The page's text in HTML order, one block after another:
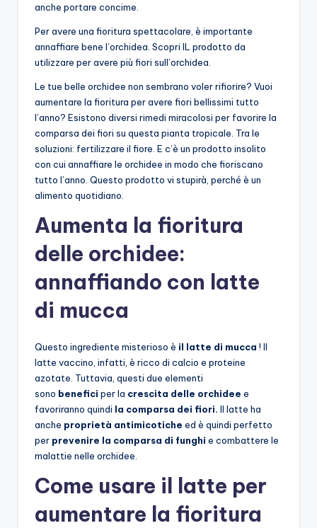
anche portare concime.
Per avere una fioritura spettacolare, è importante
annaffiare bene l’orchidea. Scopri IL prodotto da
utilizzare per avere più fiori sull’orchidea.
Le tue belle orchidee non sembrano voler rifiorire? Vuoi
aumentare la fioritura per avere fiori bellissimi tutto
l’anno? Esistono diversi rimedi miracolosi per favorire la
comparsa dei fiori su questa pianta tropicale. Tra le
soluzioni: fertilizzare il fiore. E c’è un prodotto insolito
con cui annaffiare le orchidee in modo che fioriscano
tutto l’anno. Questo prodotto vi stupirà, perché è un
alimento quotidiano.
Aumenta la fioritura
delle orchidee:
annaffiando con latte
di mucca
Questo ingrediente misterioso è il latte di mucca ! Il
latte vaccino, infatti, è ricco di calcio e proteine ​​
azotate. Tuttavia, questi due elementi
sono benefici per la crescita delle orchidee e
favoriranno quindi la comparsa dei fiori. Il latte ha
anche proprietà antimicotiche ed è quindi perfetto
per prevenire la comparsa di funghi e combattere le
malattie nelle orchidee.
Come usare il latte per
aumentare la fioritura